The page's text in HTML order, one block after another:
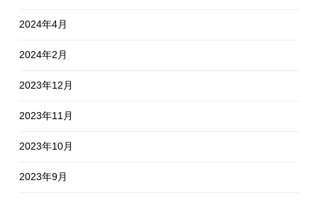
2024年4月
2024年2月
2023年12月
2023年11月
2023年10月
2023年9月